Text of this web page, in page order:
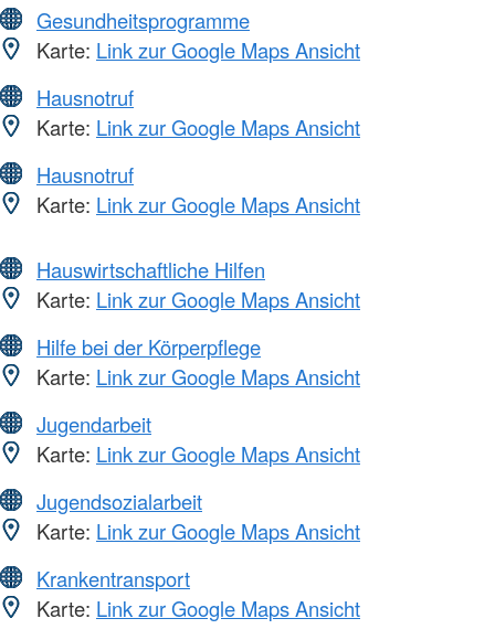
Gesundheitsprogramme
Karte: Link zur Google Maps Ansicht
Hausnotruf
Karte: Link zur Google Maps Ansicht
Hausnotruf
Karte: Link zur Google Maps Ansicht
Hauswirtschaftliche Hilfen
Karte: Link zur Google Maps Ansicht
Hilfe bei der Körperpflege
Karte: Link zur Google Maps Ansicht
Jugendarbeit
Karte: Link zur Google Maps Ansicht
Jugendsozialarbeit
Karte: Link zur Google Maps Ansicht
Krankentransport
Karte: Link zur Google Maps Ansicht